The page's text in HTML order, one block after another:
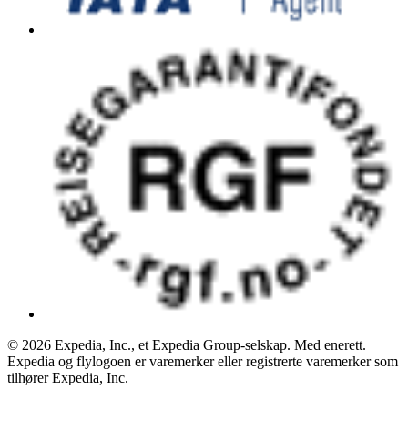
© 2026 Expedia, Inc., et Expedia Group-selskap. Med enerett.
Expedia og flylogoen er varemerker eller registrerte varemerker som
tilhører Expedia, Inc.